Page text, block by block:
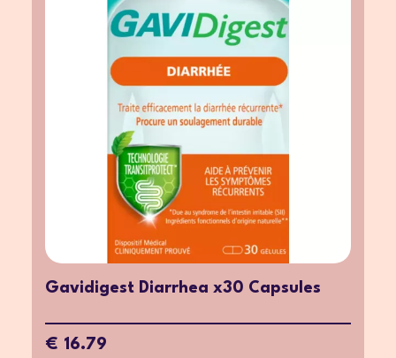
Gavidigest Diarrhea x30 Capsules
€ 16.79